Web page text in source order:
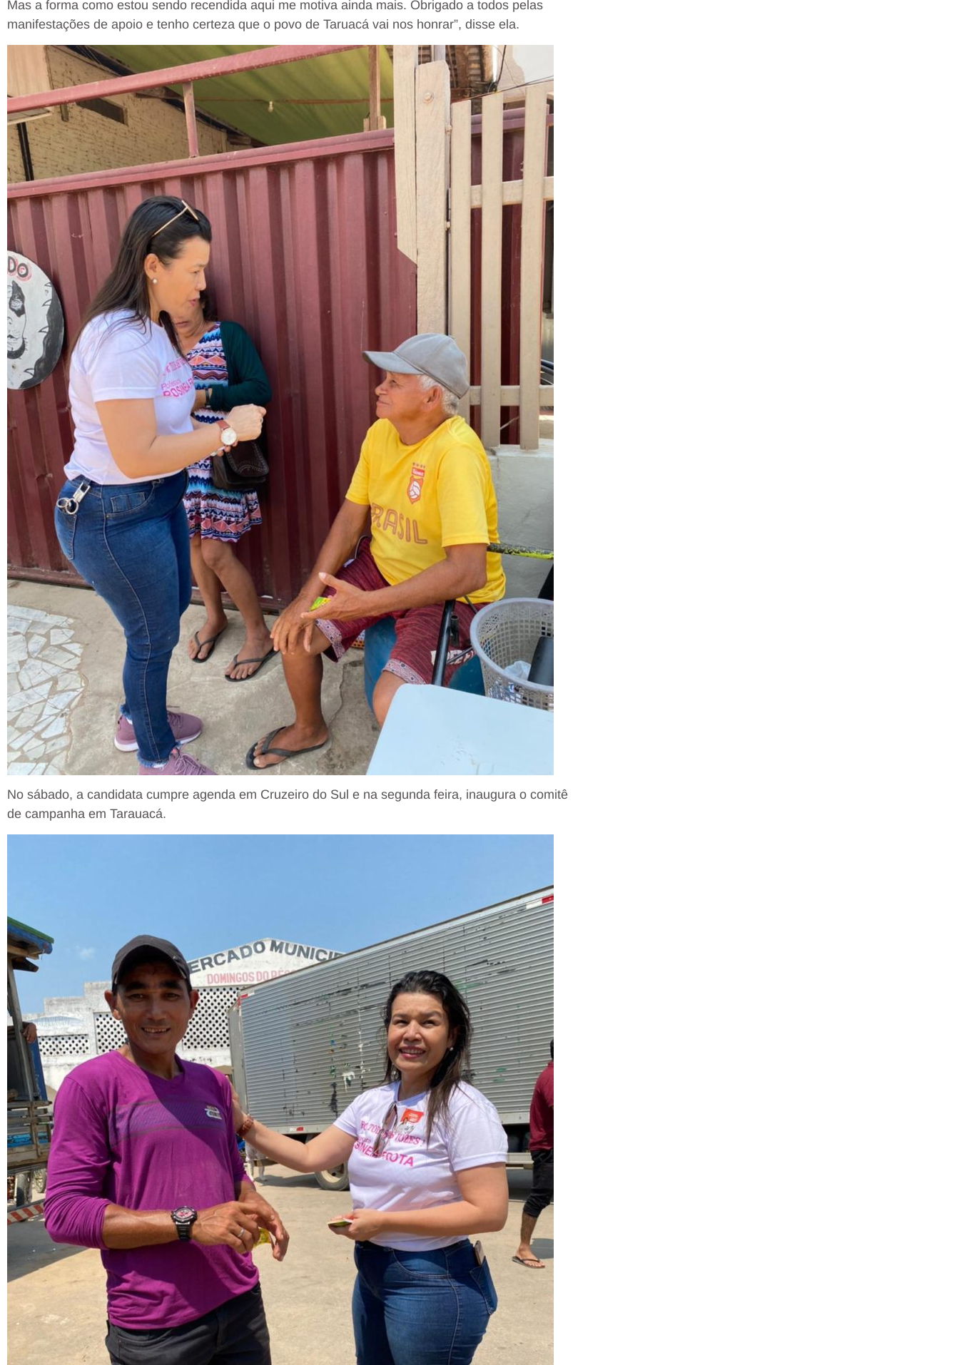
Mas a forma como estou sendo recendida aqui me motiva ainda mais. Obrigado a todos pelas
manifestações de apoio e tenho certeza que o povo de Taruacá vai nos honrar”, disse ela.
No sábado, a candidata cumpre agenda em Cruzeiro do Sul e na segunda feira, inaugura o comitê
de campanha em Tarauacá.